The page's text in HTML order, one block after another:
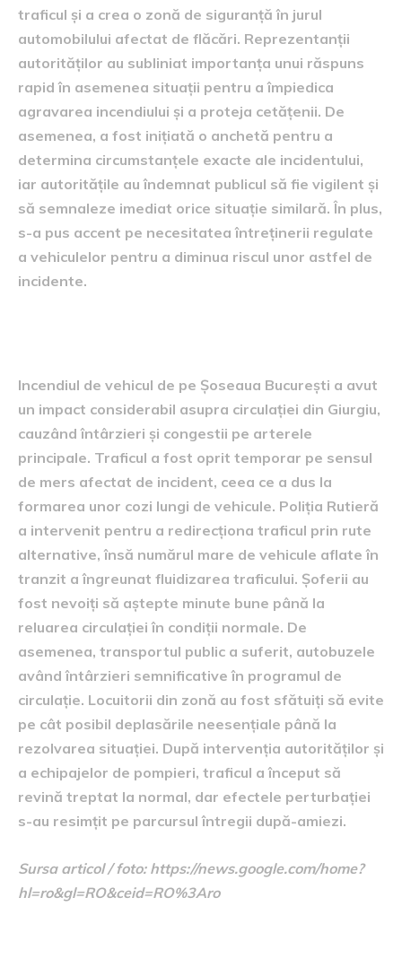
traficul și a crea o zonă de siguranță în jurul
automobilului afectat de flăcări. Reprezentanții
autorităților au subliniat importanța unui răspuns
rapid în asemenea situații pentru a împiedica
agravarea incendiului și a proteja cetățenii. De
asemenea, a fost inițiată o anchetă pentru a
determina circumstanțele exacte ale incidentului,
iar autoritățile au îndemnat publicul să fie vigilent și
să semnaleze imediat orice situație similară. În plus,
s-a pus accent pe necesitatea întreținerii regulate
a vehiculelor pentru a diminua riscul unor astfel de
incidente.
Incendiul de vehicul de pe Șoseaua București a avut
un impact considerabil asupra circulației din Giurgiu,
cauzând întârzieri și congestii pe arterele
principale. Traficul a fost oprit temporar pe sensul
de mers afectat de incident, ceea ce a dus la
formarea unor cozi lungi de vehicule. Poliția Rutieră
a intervenit pentru a redirecționa traficul prin rute
alternative, însă numărul mare de vehicule aflate în
tranzit a îngreunat fluidizarea traficului. Șoferii au
fost nevoiți să aștepte minute bune până la
reluarea circulației în condiții normale. De
asemenea, transportul public a suferit, autobuzele
având întârzieri semnificative în programul de
circulație. Locuitorii din zonă au fost sfătuiți să evite
pe cât posibil deplasările neesențiale până la
rezolvarea situației. După intervenția autorităților și
a echipajelor de pompieri, traficul a început să
revină treptat la normal, dar efectele perturbației
s-au resimțit pe parcursul întregii după-amiezi.
Sursa articol / foto: https://news.google.com/home?
hl=ro&gl=RO&ceid=RO%3Aro